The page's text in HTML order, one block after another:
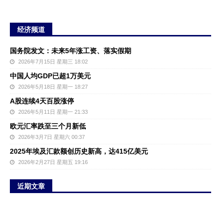
经济频道
国务院发文：未来5年涨工资、落实假期
2026年7月15日 星期三 18:02
中国人均GDP已超1万美元
2026年5月18日 星期一 18:27
A股连续4天百股涨停
2026年5月11日 星期一 21:33
欧元汇率跌至三个月新低
2026年3月7日 星期六 00:37
2025年埃及汇款额创历史新高，达415亿美元
2026年2月27日 星期五 19:16
近期文章